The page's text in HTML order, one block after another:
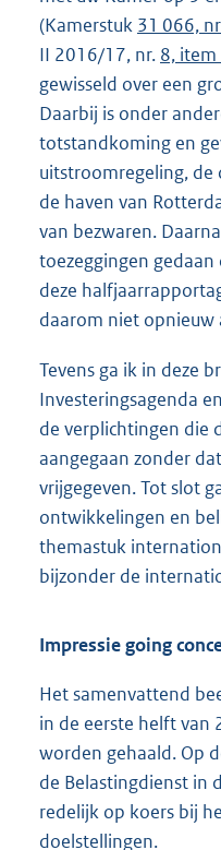
(Kamerstuk 31 066,
II 2016/17, nr. 8, item
gewisseld over een
Daarbij is onder
totstandkoming en
uitstroomregeling, de
de haven van
van bezwaren.
toezeggingen
deze
daarom niet opnieuw
Tevens ga ik in deze
Investeringsagenda
de verplichtingen die
aangegaan zonder
vrijgegeven. Tot slot
ontwikkelingen en
themastuk
bijzonder de
Impressie going
Het samenvattend
in de eerste helft van
worden gehaald. Op
de Belastingdienst in
redelijk op koers bij
doelstellingen.